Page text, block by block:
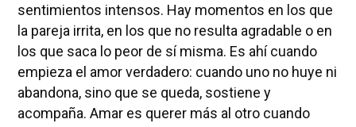
sentimientos intensos. Hay momentos en los que
la pareja irrita, en los que no resulta agradable o en
los que saca lo peor de sí misma. Es ahí cuando
empieza el amor verdadero: cuando uno no huye ni
abandona, sino que se queda, sostiene y
acompaña. Amar es querer más al otro cuando